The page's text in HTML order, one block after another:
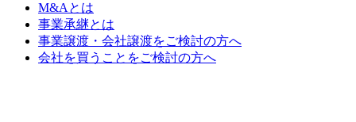
M&Aとは
事業承継とは
事業譲渡・会社譲渡をご検討の方へ
会社を買うことをご検討の方へ